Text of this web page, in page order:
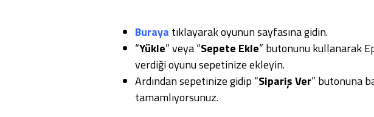
Buraya tıklayarak oyunun sayfasına gidin.
“Yükle” veya “Sepete Ekle” butonunu kullanarak
verdiği oyunu sepetinize ekleyin.
Ardından sepetinize gidip “Sipariş Ver” butonuna
tamamlıyorsunuz.